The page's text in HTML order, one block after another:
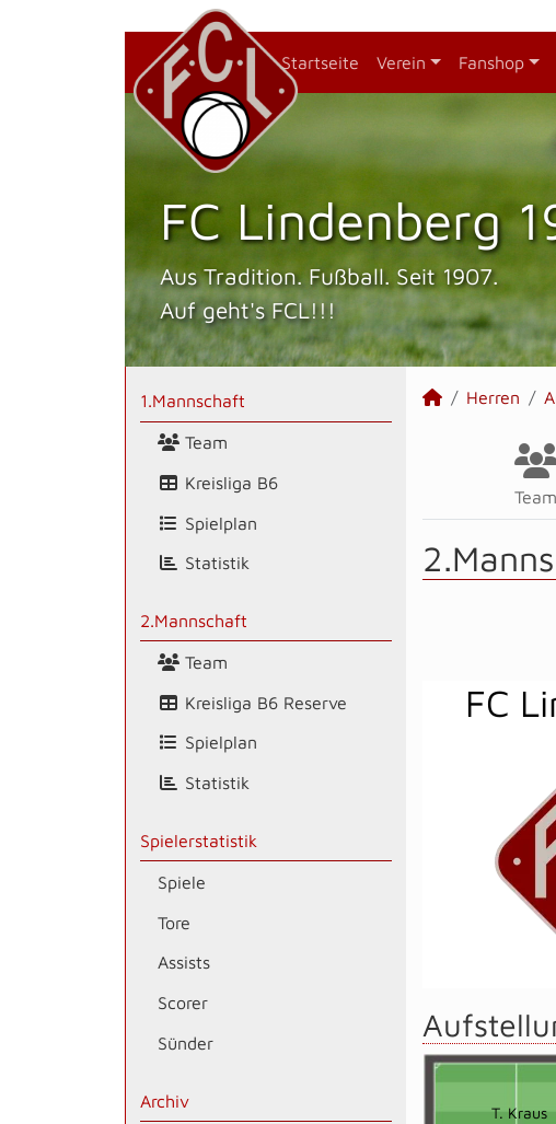
Startseite Verein Fanshop
FC Lindenberg
Aus Tradition. Fußball. Seit 1907.
Auf geht's FCL!!!
1.Mannschaft
Team
Kreisliga B6
Spielplan
Statistik
2.Mannschaft
Team
Kreisliga B6 Reserve
Spielplan
Statistik
Spielerstatistik
Spiele
Tore
Assists
Scorer
Sünder
Archiv
Herren
Team
FC
T. Kraus